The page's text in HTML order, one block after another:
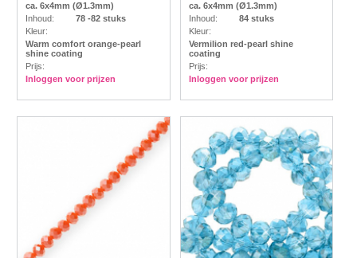
ca. 6x4mm (Ø1.3mm)
Inhoud:
78 -82 stuks
Kleur:
Warm comfort orange-pearl
shine coating
Prijs:
Inloggen voor prijzen
ca. 6x4mm (Ø1.3mm)
Inhoud:
84 stuks
Kleur:
Vermilion red-pearl shine
coating
Prijs:
Inloggen voor prijzen